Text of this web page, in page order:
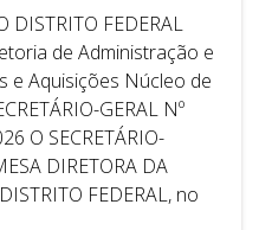
DISTRITO FEDERAL
de Administração e
e Aquisições Núcleo de
GERAL Nº
O SECRETÁRIO-
DIRETORA DA
FEDERAL, no